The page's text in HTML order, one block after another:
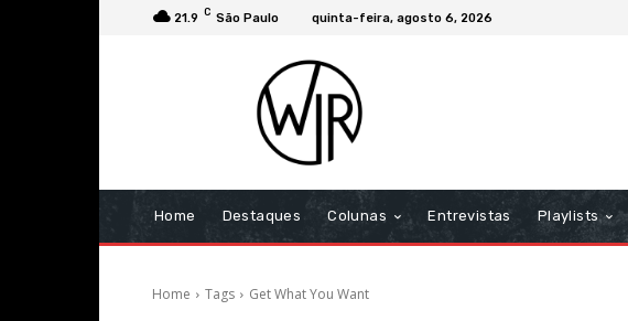
21.9 C São Paulo quinta-feira, agosto 6, 2026
Home Destaques Colunas Entrevistas Playlists
Home Tags Get What You Want